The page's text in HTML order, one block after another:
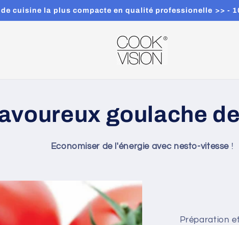
cuisine la plus compacte en qualité professionelle >> -
goulache
Economiser de l'énergie avec nesto-vitesse !
Préparation